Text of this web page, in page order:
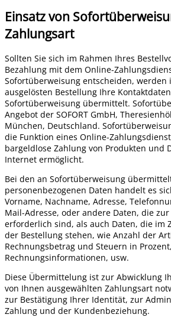
Einsatz von
Zahlungsart
Sollten Sie sich im Rahmen Ihres
Bezahlung mit dem Online-
Sofortüberweisung entscheiden, werden
ausgelösten Bestellung Ihre
Sofortüberweisung übermittelt.
Angebot der SOFORT GmbH,
München, Deutschland.
die Funktion eines Online-
bargeldlose Zahlung von Produkten und
Internet ermöglicht.
Bei den an Sofortüberweisung
personenbezogenen Daten handelt es
Vorname, Nachname, Adresse,
Mail-Adresse, oder andere Daten, die
erforderlich sind, als auch Daten, die im
der Bestellung stehen, wie Anzahl der
Rechnungsbetrag und Steuern in Prozent,
Rechnungsinformationen, usw.
Diese Übermittelung ist zur Abwicklung
von Ihnen ausgewählten Zahlungsart
zur Bestätigung Ihrer Identität, zur
Zahlung und der Kundenbeziehung.